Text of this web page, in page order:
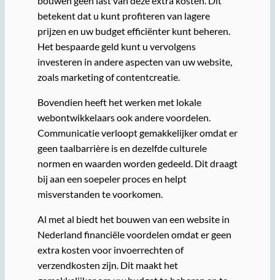
betekent dat u kunt profiteren van lagere
prijzen en uw budget efficiënter kunt beheren.
Het bespaarde geld kunt u vervolgens
investeren in andere aspecten van uw website,
zoals marketing of contentcreatie.
Bovendien heeft het werken met lokale
webontwikkelaars ook andere voordelen.
Communicatie verloopt gemakkelijker omdat er
geen taalbarrière is en dezelfde culturele
normen en waarden worden gedeeld. Dit draagt
bij aan een soepeler proces en helpt
misverstanden te voorkomen.
Al met al biedt het bouwen van een website in
Nederland financiële voordelen omdat er geen
extra kosten voor invoerrechten of
verzendkosten zijn. Dit maakt het